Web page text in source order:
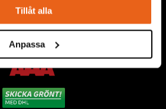
Tillåt alla
Anpassa
”produkter för proffs”, under
på problemlösning inom service,
underhåll, reparation och
installation.